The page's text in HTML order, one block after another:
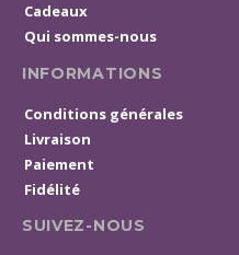
Cadeaux
Qui sommes-nous
INFORMATIONS
Conditions générales
Livraison
Paiement
Fidélité
SUIVEZ-NOUS